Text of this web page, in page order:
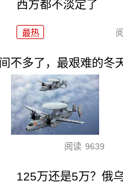
西方都不淡定了
最热
不多了，最艰难的冬
阅读 9639
125万还是5万？俄